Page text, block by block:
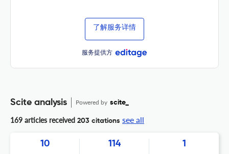
了解服务详情
服务提供方
Scite analysis Powered by scite_
169 articles received 203 citations see all
10 114 1